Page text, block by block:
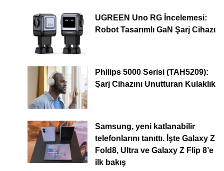
UGREEN Uno RG İncelemesi:
Robot Tasarımlı GaN Şarj Cihazı
Philips 5000 Serisi (TAH5209):
Şarj Cihazını Unutturan Kulaklık
Samsung, yeni katlanabilir
telefonlarını tanıttı. İşte Galaxy Z
Fold8, Ultra ve Galaxy Z Flip 8’e
ilk bakış